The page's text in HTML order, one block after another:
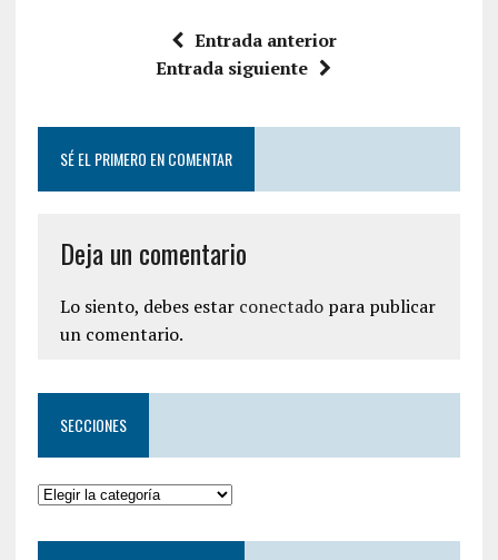
Entrada anterior
Entrada siguiente
SÉ EL PRIMERO EN COMENTAR
Deja un comentario
Lo siento, debes estar conectadopara publicar
un comentario.
SECCIONES